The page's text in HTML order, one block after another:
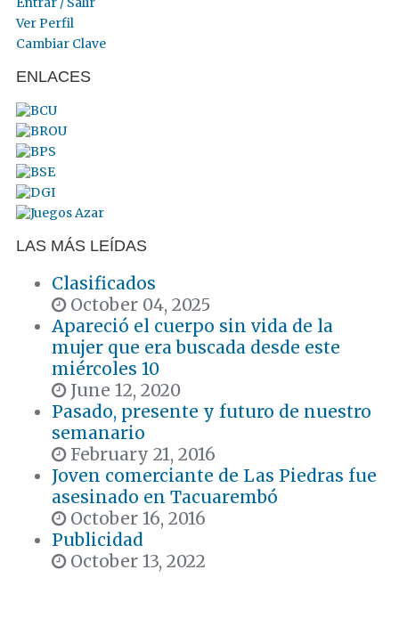
Ver Perfil
Cambiar Clave
ENLACES
LAS MÁS LEÍDAS
Clasificados
October 04, 2025
Apareció el cuerpo sin vida de la
mujer que era buscada desde este
miércoles 10
June 12, 2020
Pasado, presente y futuro de nuestro
semanario
February 21, 2016
Joven comerciante de Las Piedras fue
asesinado en Tacuarembó
October 16, 2016
Publicidad
October 13, 2022